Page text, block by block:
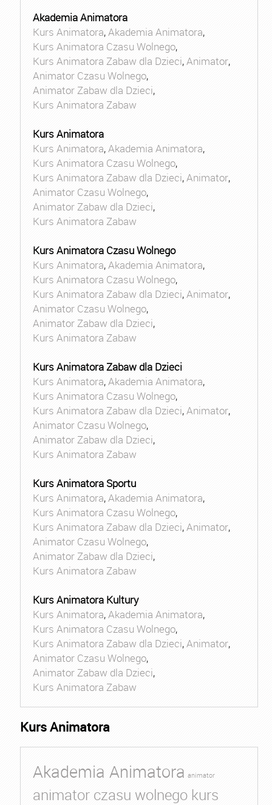
Akademia Animatora
Kurs Animatora,Akademia Animatora,
Kurs Animatora Czasu Wolnego,
Kurs Animatora Zabaw dla Dzieci,Animator,
Animator Czasu Wolnego,
Animator Zabaw dla Dzieci,
Kurs Animatora Zabaw
Kurs Animatora
Kurs Animatora,Akademia Animatora,
Kurs Animatora Czasu Wolnego,
Kurs Animatora Zabaw dla Dzieci,Animator,
Animator Czasu Wolnego,
Animator Zabaw dla Dzieci,
Kurs Animatora Zabaw
Kurs Animatora Czasu Wolnego
Kurs Animatora,Akademia Animatora,
Kurs Animatora Czasu Wolnego,
Kurs Animatora Zabaw dla Dzieci,Animator,
Animator Czasu Wolnego,
Animator Zabaw dla Dzieci,
Kurs Animatora Zabaw
Kurs Animatora Zabaw dla Dzieci
Kurs Animatora,Akademia Animatora,
Kurs Animatora Czasu Wolnego,
Kurs Animatora Zabaw dla Dzieci,Animator,
Animator Czasu Wolnego,
Animator Zabaw dla Dzieci,
Kurs Animatora Zabaw
Kurs Animatora Sportu
Kurs Animatora,Akademia Animatora,
Kurs Animatora Czasu Wolnego,
Kurs Animatora Zabaw dla Dzieci,Animator,
Animator Czasu Wolnego,
Animator Zabaw dla Dzieci,
Kurs Animatora Zabaw
Kurs Animatora Kultury
Kurs Animatora,Akademia Animatora,
Kurs Animatora Czasu Wolnego,
Kurs Animatora Zabaw dla Dzieci,Animator,
Animator Czasu Wolnego,
Animator Zabaw dla Dzieci,
Kurs Animatora Zabaw
Kurs Animatora
Akademia Animatora animator
animator czasu wolnego kurs